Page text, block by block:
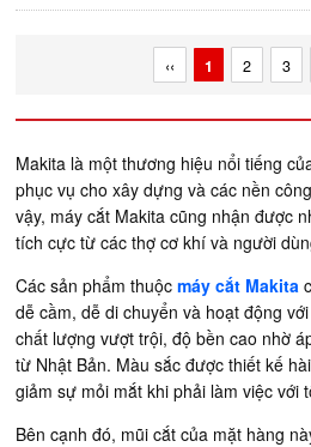
‹‹ 1 2 3
Makita là một thương hiệu nổi tiếng
phục vụ cho xây dựng và các nền
vậy, máy cắt Makita cũng nhận được
tích cực từ các thợ cơ khí và người
Các sản phẩm thuộc máy cắt Makita
dễ cầm, dễ di chuyển và hoạt động
chất lượng vượt trội, độ bền cao nhờ
từ Nhật Bản. Màu sắc được thiết kế
giảm sự mỏi mắt khi phải làm việc với
Bên cạnh đó, mũi cắt của mặt hàng